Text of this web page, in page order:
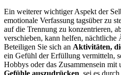
Ein weiterer wichtiger Aspekt der
emotionale Verfassung tagsüber zu
auf die Trennung zu konzentrieren,
verschieben, kann helfen, nächtliche
Beteiligen Sie sich an Aktivitäten,
ein Gefühl der Erfüllung vermitteln,
Hobbys oder das Zusammensein mit